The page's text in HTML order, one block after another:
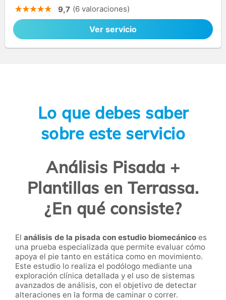
9,7 (6 valoraciones)
Ver servicio
Lo que debes saber
sobre este servicio
Análisis Pisada +
Plantillas en Terrassa.
¿En qué consiste?
El análisis de la pisada con estudio biomecánico es
una prueba especializada que permite evaluar cómo
apoya el pie tanto en estática como en movimiento.
Este estudio lo realiza el podólogo mediante una
exploración clínica detallada y el uso de sistemas
avanzados de análisis, con el objetivo de detectar
alteraciones en la forma de caminar o correr.